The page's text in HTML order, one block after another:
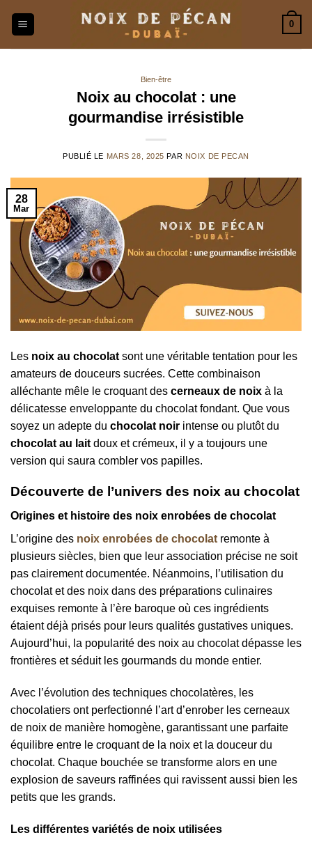
0
Bien-être
Noix au chocolat : une
gourmandise irrésistible
PUBLIÉ LE MARS 28, 2025 PAR NOIX DE PECAN
28
Mar
Les noix au chocolat sont une véritable tentation pour les
amateurs de douceurs sucrées. Cette combinaison
alléchante mêle le croquant des cerneaux de noix à la
délicatesse enveloppante du chocolat fondant. Que vous
soyez un adepte du chocolat noir intense ou plutôt du
chocolat au lait doux et crémeux, il y a toujours une
version qui saura combler vos papilles.
Découverte de l’univers des noix au chocolat
Origines et histoire des noix enrobées de chocolat
L’origine des noix enrobées de chocolat remonte à
plusieurs siècles, bien que leur association précise ne soit
pas clairement documentée. Néanmoins, l’utilisation du
chocolat et des noix dans des préparations culinaires
exquises remonte à l’ère baroque où ces ingrédients
étaient déjà prisés pour leurs qualités gustatives uniques.
Aujourd’hui, la popularité des noix au chocolat dépasse les
frontières et séduit les gourmands du monde entier.
Avec l’évolution des techniques chocolatères, les
chocolatiers ont perfectionné l’art d’enrober les cerneaux
de noix de manière homogène, garantissant une parfaite
équilibre entre le croquant de la noix et la douceur du
chocolat. Chaque bouchée se transforme alors en une
explosion de saveurs raffinées qui ravissent aussi bien les
petits que les grands.
Les différentes variétés de noix utilisées